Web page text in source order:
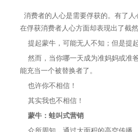
消费者的人心是需要俘获的。有了人
在俘获消费者人心方面却表现出了截
提起蒙牛，可能无人不知；但是提
然而，当你哪一天成为准妈妈或准
能充当一个被替换者了。
也许你不相信！
其实我也不相信！
蒙牛：蛙叫式营销